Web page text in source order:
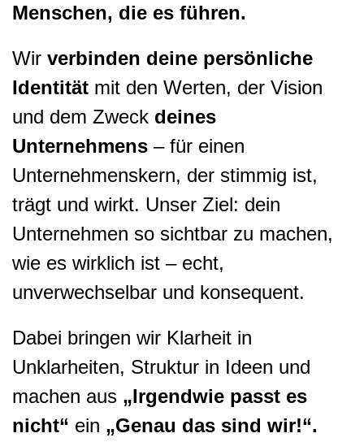
Menschen, die es führen.
Wir verbinden deine persönliche
Identität mit den Werten, der Vision
und dem Zweck deines
Unternehmens – für einen
Unternehmenskern, der stimmig ist,
trägt und wirkt. Unser Ziel: dein
Unternehmen so sichtbar zu machen,
wie es wirklich ist – echt,
unverwechselbar und konsequent.
Dabei bringen wir Klarheit in
Unklarheiten, Struktur in Ideen und
machen aus „Irgendwie passt es
nicht“ ein „Genau das sind wir!“.